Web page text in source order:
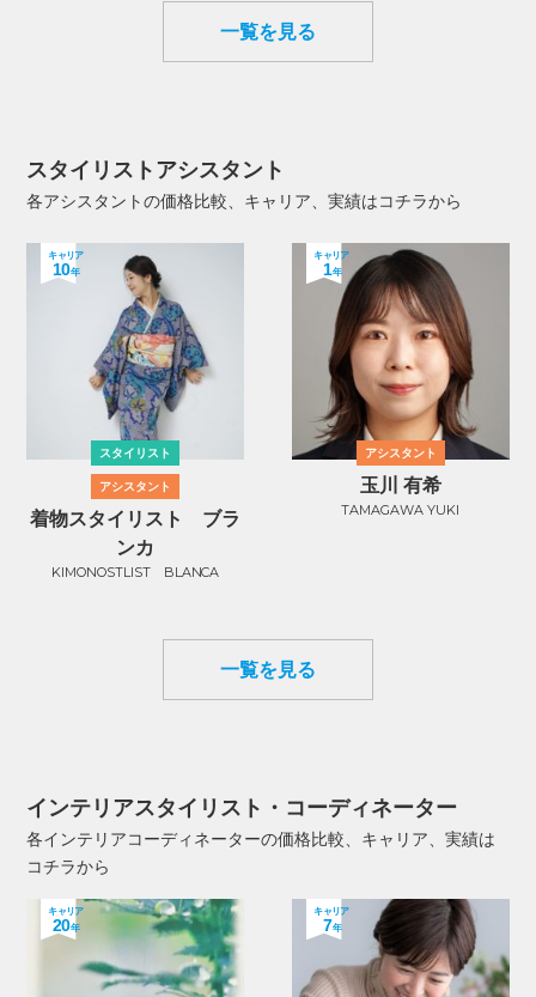
一覧を見る
スタイリストアシスタント
各アシスタントの価格比較、キャリア、実績はコチラから
キャリア
10年
スタイリスト
アシスタント
着物スタイリスト ブラ
ンカ
KIMONOSTLIST BLANCA
キャリア
1年
アシスタント
玉川 有希
TAMAGAWA YUKI
一覧を見る
インテリアスタイリスト・コーディネーター
各インテリアコーディネーターの価格比較、キャリア、実績は
コチラから
キャリア
20年
キャリア
7年